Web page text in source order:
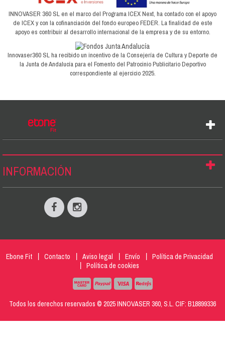
INNOVASER 360 SL en el marco del Programa ICEX Next, ha contado con el apoyo
de ICEX y con la cofinanciación del fondo europeo FEDER. La finalidad de este
apoyo es contribuir al desarrollo internacional de la empresa y de su entorno.
Innovaser360 SL ha recibido un incentivo de la Consejería de Cultura y Deporte de
la Junta de Andalucía para el Fomento del Patrocinio Publicitario Deportivo
correspondiente al ejercicio 2025.
INFORMACIÓN
Ebone Fit Contacto Aviso legal Envío
Política de Privacidad
Política de cookies
Todos los derechos reservados © 2025 INNOVASER 360, S.L. CIF: B18899336